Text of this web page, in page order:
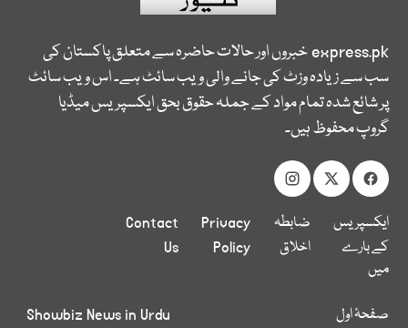
express.pkخبروں اور حالات حاضرہ سے متعلق پاکستان کی
سب سے زیادہ وزٹ کی جانے والی ویب سائٹ ہے۔ اس ویب سائٹ
پر شائع شدہ تمام مواد کے جملہ حقوق بحق ایکسپریس میڈیا
گروپ محفوظ ہیں۔
ایکسپریس
کے بارے
میں
ضابطہ
اخلاق
Privacy
Policy
Contact
Us
صفحۂ اول
Showbiz News in Urdu